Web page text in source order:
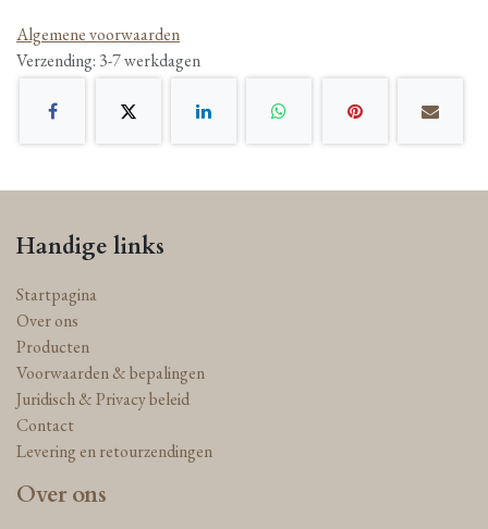
Algemene voorwaarden
Verzending: 3-7 werkdagen
Handige links
Startpagina
Over ons
Producten
Voorwaarden & bepalingen
Juridisch & Privacy beleid
Contact
Levering en retourzendingen
Over ons